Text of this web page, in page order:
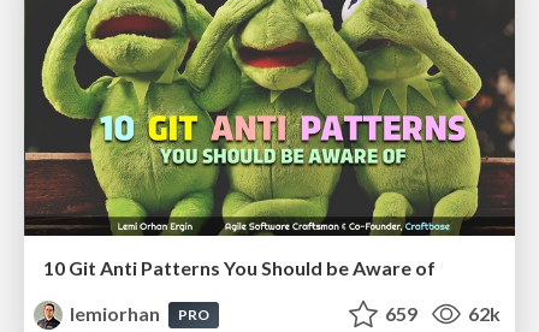
10 Git Anti Patterns You Should be Aware of
lemiorhan
PRO 659 62k